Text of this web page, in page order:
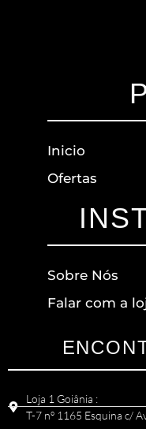
Inicio
Ofertas
Sobre Nós
Falar com a
Loja 1 Goiânia :
T-7 nº 1165 Esquina c/